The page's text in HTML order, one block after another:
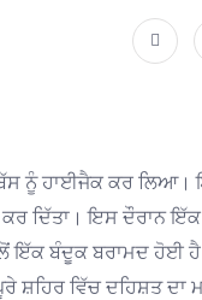
ਬੱਸ ਨੂੰ ਹਾਈਜੈਕ ਕਰ
ਦਿੱਤਾ। ਇਸ ਦੌਰਾਨ
ਇੱਕ ਬੰਦੂਕ ਬਰਾਮਦ ਹੋਈ
ਵਿੱਚ ਦਹਿਸ਼ਤ ਦਾ